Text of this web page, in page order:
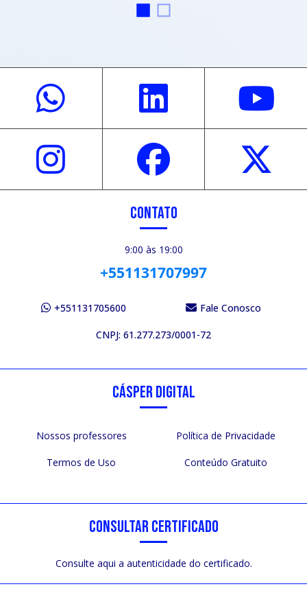
CONTATO
9:00 às 19:00
+551131707997
+551131705600 Fale Conosco
CNPJ: 61.277.273/0001-72
CÁSPER DIGITAL
Nossos professores
Termos de Uso
Política de Privacidade
Conteúdo Gratuito
CONSULTAR CERTIFICADO
Consulte aqui a autenticidade do certificado.